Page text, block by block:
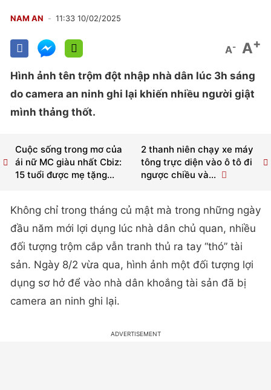
NAM AN 11:33 10/02/2025
A- A+
Hình ảnh tên trộm đột nhập nhà dân lúc 3h sáng
do camera an ninh ghi lại khiến nhiều người giật
mình thảng thốt.
2 thanh niên chạy xe máy
tông trực diện vào ô tô đi
ngược chiều và...
Cuộc sống trong mơ của
ái nữ MC giàu nhất Cbiz:
15 tuổi được mẹ tặng...
Không chỉ trong tháng củ mật mà trong những ngày
đầu năm mới lợi dụng lúc nhà dân chủ quan, nhiều
đối tượng trộm cắp vẫn tranh thủ ra tay “thó” tài
sản. Ngày 8/2 vừa qua, hình ảnh một đối tượng lợi
dụng sơ hở để vào nhà dân khoắng tài sản đã bị
camera an ninh ghi lại.